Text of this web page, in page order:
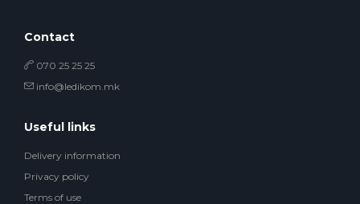
Contact
070 25 25 25
info@ledikom.mk
Useful links
Delivery information
Privacy policy
Terms of use